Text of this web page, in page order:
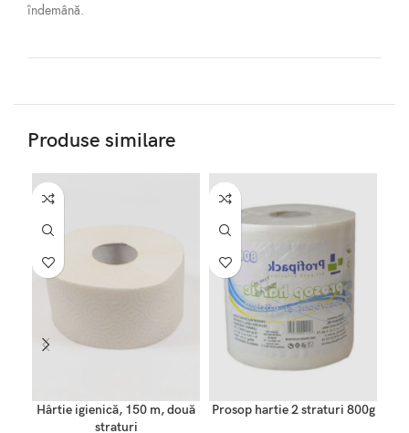
îndemână.
Produse similare
Hârtie igienică, 150 m, două
straturi
Prosop hartie 2 straturi 800g